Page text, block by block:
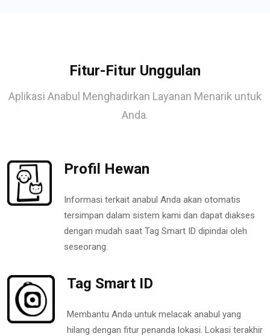
Fitur-Fitur Unggulan
Aplikasi Anabul Menghadirkan Layanan Menarik untuk
Anda.
Profil Hewan
Informasi terkait anabul Anda akan otomatis
tersimpan dalam sistem kami dan dapat diakses
dengan mudah saat Tag Smart ID dipindai oleh
seseorang.
Tag Smart ID
Membantu Anda untuk melacak anabul yang
hilang dengan fitur penanda lokasi. Lokasi terakhir